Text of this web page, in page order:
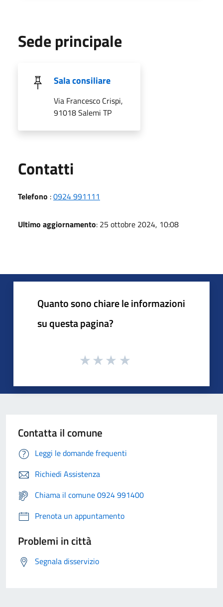
Sede principale
Sala consiliare
Via Francesco Crispi,
91018 Salemi TP
Contatti
Telefono :0924 991111
Ultimo aggiornamento: 25 ottobre 2024, 10:08
Quanto sono chiare le informazioni
su questa pagina?
Contatta il comune
Leggi le domande frequenti
Richiedi Assistenza
Chiama il comune 0924 991400
Prenota un appuntamento
Problemi in città
Segnala disservizio